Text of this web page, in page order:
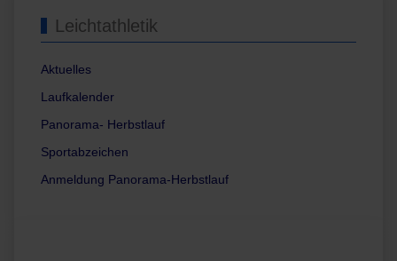
Leichtathletik
Aktuelles
Laufkalender
Panorama- Herbstlauf
Sportabzeichen
Anmeldung Panorama-Herbstlauf